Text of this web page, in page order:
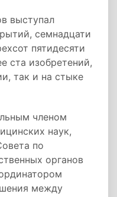
выступал
семнадцати
пятидесяти
ста изобретений,
так и на стыке
членом
наук,
по
органов
между